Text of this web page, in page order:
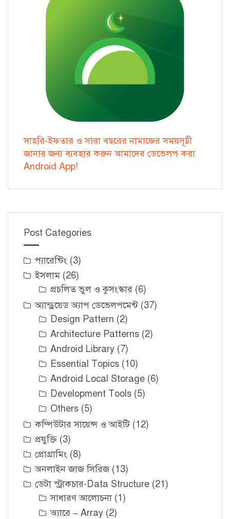
সাহরি-ইফতার ও সারা বছরের নামাজের সময়সূচী
জানার জন্য ব্যবহার করুন আমাদের ডেভেলপ করা
Android App!
Post Categories
প্যারেন্টিং (3)
ইসলাম (26)
প্রচলিত ভুল ও কুসংস্কার (6)
অ্যান্ড্রয়েড অ্যাপ ডেভেলপমেন্ট(37)
Design Pattern (2)
Architecture Patterns (2)
Android Library (7)
Essential Topics (10)
Android Local Storage (6)
Development Tools (5)
Others (5)
কম্পিউটার সায়েন্স ও আইটি(12)
প্রযুক্তি (3)
প্রোগ্রামিং (8)
অনলাইন জাজ সিরিজ (13)
ডেটা স্ট্রাকচার-Data Structure (21)
সাধারণ আলোচনা (1)
অ্যারে – Array (2)